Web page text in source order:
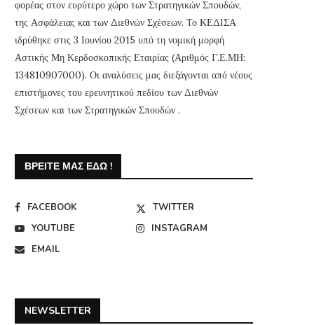
φορέας στον ευρύτερο χώρο των Στρατηγικών Σπουδών,
της Ασφάλειας και των Διεθνών Σχέσεων. Το ΚΕΔΙΣΑ
ιδρύθηκε στις 3 Ιουνίου 2015 υπό τη νομική μορφή
Αστικής Μη Κερδοσκοπικής Εταιρίας (Αριθμός Γ.Ε.ΜΗ:
134810907000). Οι αναλύσεις μας διεξάγονται από νέους
επιστήμονες του ερευνητικού πεδίου των Διεθνών
Σχέσεων και των Στρατηγικών Σπουδών .
ΒΡΕΊΤΕ ΜΑΣ ΕΔΏ !
FACEBOOK
TWITTER
YOUTUBE
INSTAGRAM
EMAIL
NEWSLETTER